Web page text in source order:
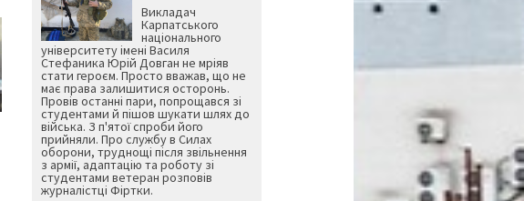
Викладач
Карпатського
національного
університету імені Василя
Стефаника Юрій Довган не мріяв
стати героєм. Просто вважав, що не
має права залишитися осторонь.
Провів останні пари, попрощався зі
студентами й пішов шукати шлях до
війська. З п'ятої спроби його
прийняли. Про службу в Силах
оборони, труднощі після звільнення
з армії, адаптацію та роботу зі
студентами ветеран розповів
журналістці Фіртки.